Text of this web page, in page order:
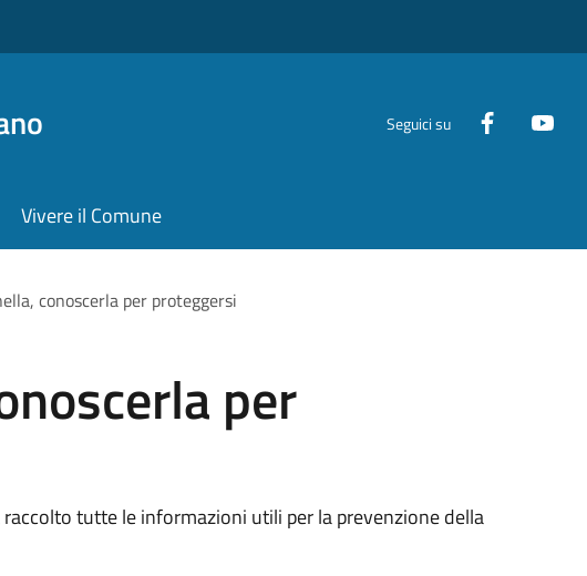
Seguici su
Vivere il Comune
conoscerla per proteggersi
per
tutte le informazioni utili per la prevenzione della